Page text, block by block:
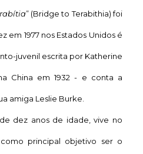
” (Bridge to Terabithia) foi
em 1977 nos Estados Unidos é
juvenil escrita por Katherine
China em 1932 - e conta a
amiga Leslie Burke.
anos de idade, vive no
principal objetivo ser o